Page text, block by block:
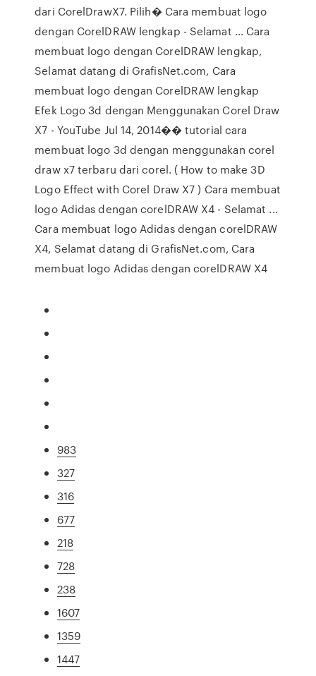
dari CorelDrawX7. Pilih� Cara membuat logo
dengan CorelDRAW lengkap - Selamat ... Cara
membuat logo dengan CorelDRAW lengkap,
Selamat datang di GrafisNet.com, Cara
membuat logo dengan CorelDRAW lengkap
Efek Logo 3d dengan Menggunakan Corel Draw
X7 - YouTube Jul 14, 2014�� tutorial cara
membuat logo 3d dengan menggunakan corel
draw x7 terbaru dari corel. ( How to make 3D
Logo Effect with Corel Draw X7 ) Cara membuat
logo Adidas dengan corelDRAW X4 - Selamat ...
Cara membuat logo Adidas dengan corelDRAW
X4, Selamat datang di GrafisNet.com, Cara
membuat logo Adidas dengan corelDRAW X4
983
327
316
677
218
728
238
1607
1359
1447